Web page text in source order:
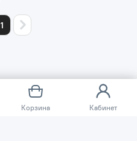
Корзина Кабинет
1